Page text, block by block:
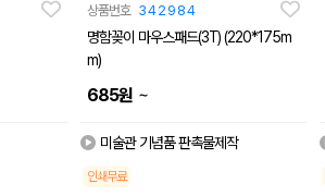
상품번호 342984
명함꽂이 마우스패드(3T) (220*175m
m)
685원 ~
미술관 기념품 판촉물제작
인쇄무료